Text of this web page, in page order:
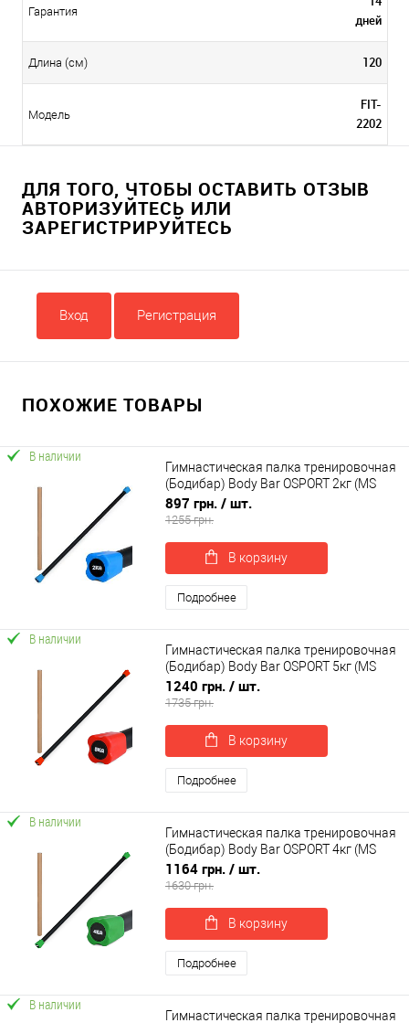
Гарантия
дней
Длина (см) 120
Модель
FIT-
2202
ДЛЯ ТОГО, ЧТОБЫ ОСТАВИТЬ ОТЗЫВ
АВТОРИЗУЙТЕСЬ ИЛИ
ЗАРЕГИСТРИРУЙТЕСЬ
Вход Регистрация
ПОХОЖИЕ ТОВАРЫ
В наличии
Гимнастическая палка тренировочная
(Бодибар) Body Bar OSPORT 2кг (MS
4154-2)
897 грн. / шт.
1255 грн.
В корзину
Подробнее
В наличии
Гимнастическая палка тренировочная
(Бодибар) Body Bar OSPORT 5кг (MS
4154-5)
1240 грн. / шт.
1735 грн.
В корзину
Подробнее
В наличии
Гимнастическая палка тренировочная
(Бодибар) Body Bar OSPORT 4кг (MS
4154-4)
1164 грн. / шт.
1630 грн.
В корзину
Подробнее
В наличии
Гимнастическая палка тренировочная